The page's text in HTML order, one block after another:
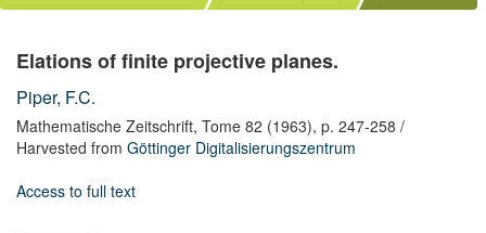
Elations of finite projective planes.
Piper, F.C.
Mathematische Zeitschrift, Tome 82 (1963), p. 247-258 /
Harvested from Göttinger Digitalisierungszentrum
Access to full text